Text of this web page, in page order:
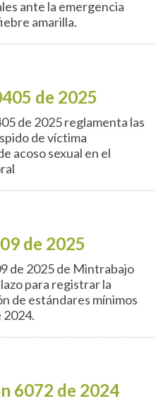
ante la emergencia
amarilla.
de 2025
de 2025 reglamenta las
de víctima
acoso sexual en el
de 2025
de 2025 de Mintrabajo
para registrar la
de estándares mínimos
2024.
6072 de 2024